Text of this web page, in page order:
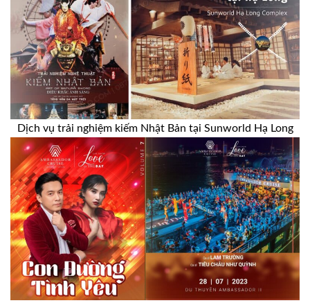
Dịch vụ trải nghiệm kiếm Nhật Bản tại Sunworld Hạ Long